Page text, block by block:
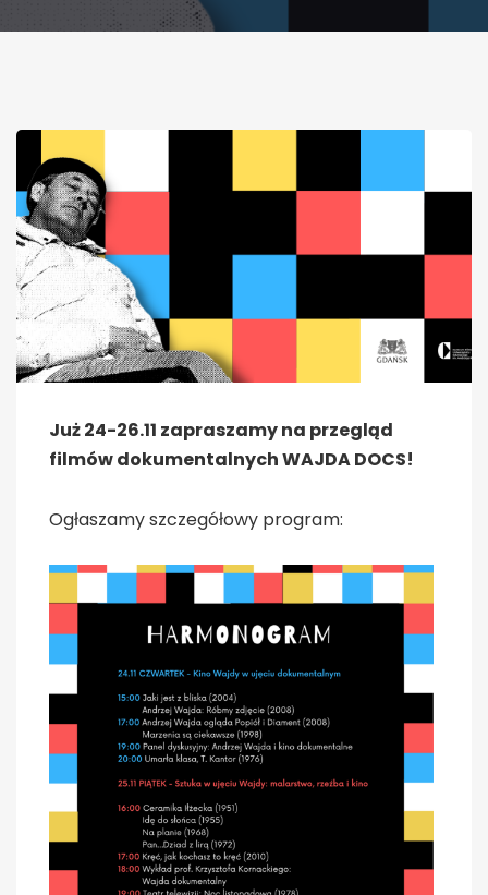
Już 24-26.11 zapraszamy na przegląd
filmów dokumentalnych WAJDA DOCS!
Ogłaszamy szczegółowy program: